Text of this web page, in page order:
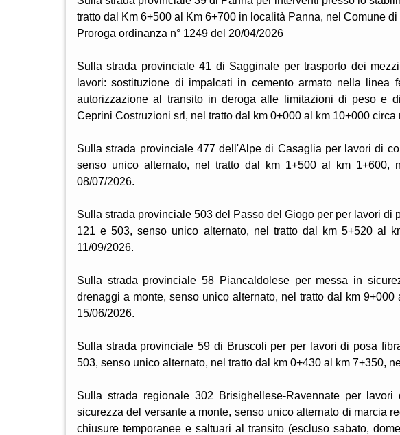
tratto dal Km 6+500 al Km 6+700 in località Panna, nel Comune
Proroga ordinanza n° 1249 del 20/04/2026
Sulla strada provinciale 41 di Sagginale per trasporto dei
lavori: sostituzione di impalcati in cemento armato nella linea
autorizzazione al transito in deroga alle limitazioni di peso e
Ceprini Costruzioni srl, nel tratto dal km 0+000 al km 10+000
Sulla strada provinciale 477 dell'Alpe di Casaglia per lavori di
senso unico alternato, nel tratto dal km 1+500 al km 1+600,
08/07/2026.
Sulla strada provinciale 503 del Passo del Giogo per per lavori di
121 e 503, senso unico alternato, nel tratto dal km 5+520 al
11/09/2026.
Sulla strada provinciale 58 Piancaldolese per messa in
drenaggi a monte, senso unico alternato, nel tratto dal km
15/06/2026.
Sulla strada provinciale 59 di Bruscoli per per lavori di posa
503, senso unico alternato, nel tratto dal km 0+430 al km 7+350,
Sulla strada regionale 302 Brisighellese-Ravennate per
sicurezza del versante a monte, senso unico alternato di marcia
chiusure temporanee e saltuari al transito (escluso sabato,